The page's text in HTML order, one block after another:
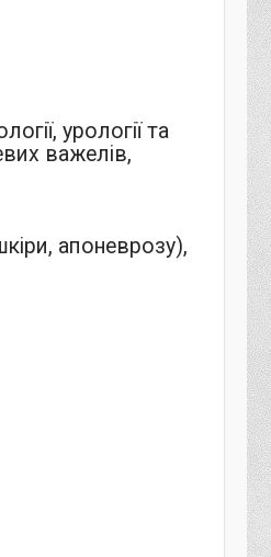
урології та
важелів,
апоневрозу),